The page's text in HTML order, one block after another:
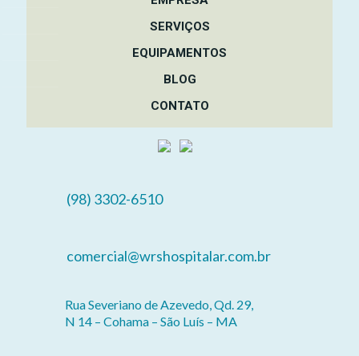
SERVIÇOS
EQUIPAMENTOS
BLOG
CONTATO
(98) 3302-6510
comercial@wrshospitalar.com.br
Rua Severiano de Azevedo, Qd. 29,
N 14 – Cohama – São Luís – MA